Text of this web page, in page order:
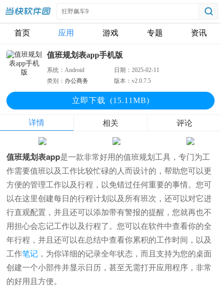
首页 应用 游戏 专题 资讯
值班规划表app手机版
系统：Android 日期：2025-02-11
类别： 办公商务 版本：v2.0.7.5
立即下载 (15.11MB)
详情 相关 评论
值班规划表app是一款非常好用的值班规划工具，专门为工
作需要值班以及工作比较忙碌的人而设计的，帮助您可以更
方便的管理工作以及行程，以免错过任何重要的事情。您可
以在这里创建每日的行程计划以及所有班次，还可以对它进
行直观配置，并且还可以添加带有警报的提醒，您就再也不
用担心会忘记工作以及行程了。您可以在软件中查看你的全
年行程，并且还可以在总结中查看你累积的工作时间，以及
工作笔记 ，为你详细的记录全年状态，而且支持为您的桌面
创建一个小部件并显示日历，甚至无需打开应用程序，非常
的好用且方便。